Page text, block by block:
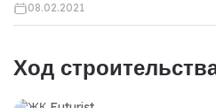
08.02.2021
Ход